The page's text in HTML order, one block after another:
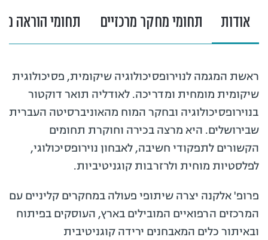
אודות תחומי מחקר מרכזיים תחומי הוראה
ראשת המגמה לנוירופסיכולוגיה שיקומית, פסיכולוגית
שיקומית מומחית ומדריכה. לאודליה תואר דוקטור
בנוירופסיכולוגיה ובחקר המוח מהאוניברסיטה העברית
שבירושלים. היא מרצה בכירה וחוקרת תחומים
הקשורים לתפקודי חשיבה, לאבחון נוירופסיכולוגי,
לפלסטיות מוחית ולרזרבות קוגניטיביות.
פרופ' אלקנה יצרה שיתופי פעולה במחקרים קליניים עם
המרכזים הרפואיים המובילים בארץ, העוסקים בפיתוח
ובאיתור כלים המאבחנים ירידה קוגניטיבית